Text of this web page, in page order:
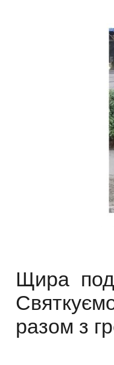
Щира
разом з